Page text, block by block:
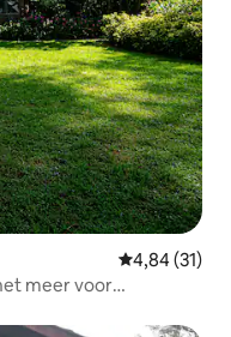
Gemiddelde
4,84 (31)
meer voor